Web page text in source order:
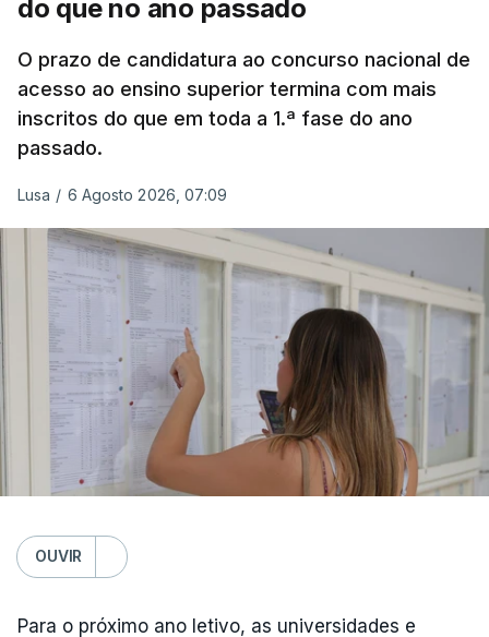
do que no ano passado
O prazo de candidatura ao concurso nacional de
acesso ao ensino superior termina com mais
inscritos do que em toda a 1.ª fase do ano
passado.
Lusa / 6 Agosto 2026, 07:09
OUVIR
Para o próximo ano letivo, as universidades e